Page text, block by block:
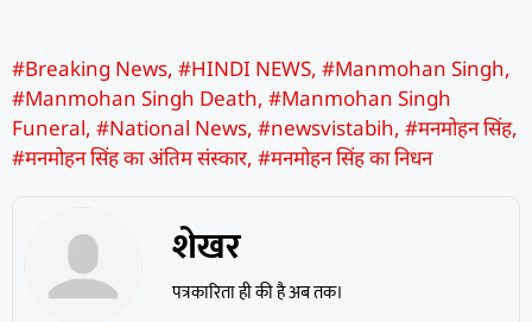
#Breaking News, #HINDI NEWS, #Manmohan Singh,
#Manmohan Singh Death, #Manmohan Singh
Funeral, #National News, #newsvistabih, #मनमोहन सिंह,
#मनमोहन सिंह का अंतिम संस्कार, #मनमोहन सिंह का निधन
शेखर
पत्रकारिता ही की है अब तक।